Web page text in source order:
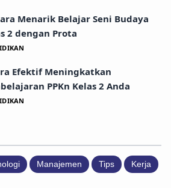
Menarik Belajar Seni Budaya
2 dengan Prota
Efektif Meningkatkan
PPKn Kelas 2 Anda
Manajemen Tips Kerja